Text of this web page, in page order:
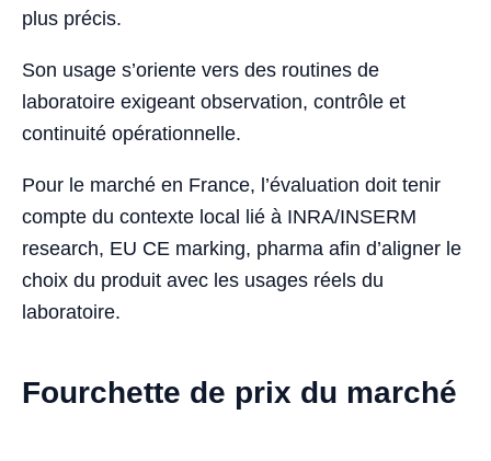
plus précis.
Son usage s’oriente vers des routines de
laboratoire exigeant observation, contrôle et
continuité opérationnelle.
Pour le marché en France, l’évaluation doit tenir
compte du contexte local lié à INRA/INSERM
research, EU CE marking, pharma afin d’aligner le
choix du produit avec les usages réels du
laboratoire.
Fourchette de prix du marché